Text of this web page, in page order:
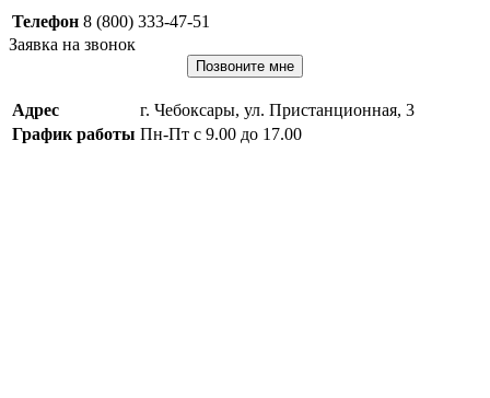
Телефон 8 (800) 333-47-51
Заявка на звонок
Позвоните мне
Адрес
г. Чебоксары, ул. Пристанционная, 3
График работы Пн-Пт с 9.00 до 17.00